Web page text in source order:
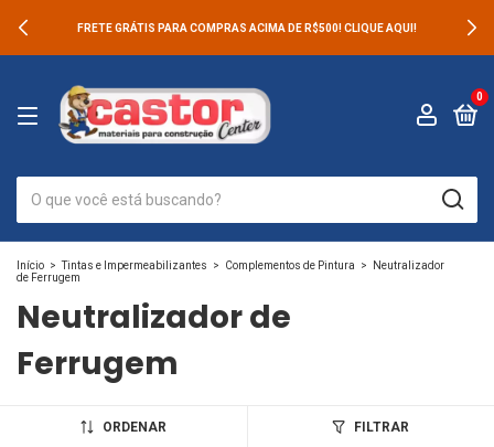
FRETE GRÁTIS PARA COMPRAS ACIMA DE R$500! CLIQUE AQUI!
0
Início > Tintas e Impermeabilizantes > Complementos de Pintura >
Neutralizador
de Ferrugem
Neutralizador de
Ferrugem
ORDENAR FILTRAR